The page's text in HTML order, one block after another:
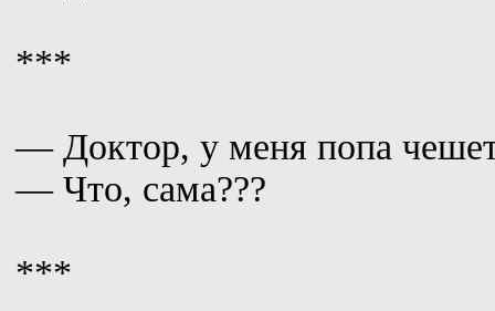
***
— Доктор, у меня попа
— Что, сама???
***